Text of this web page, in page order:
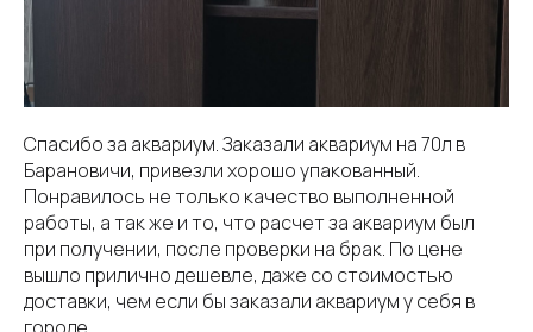
Спасибо за аквариум. Заказали аквариум на 70л в
Барановичи, привезли хорошо упакованный.
Понравилось не только качество выполненной
работы, а так же и то, что расчет за аквариум был
при получении, после проверки на брак. По цене
вышло прилично дешевле, даже со стоимостью
доставки, чем если бы заказали аквариум у себя в